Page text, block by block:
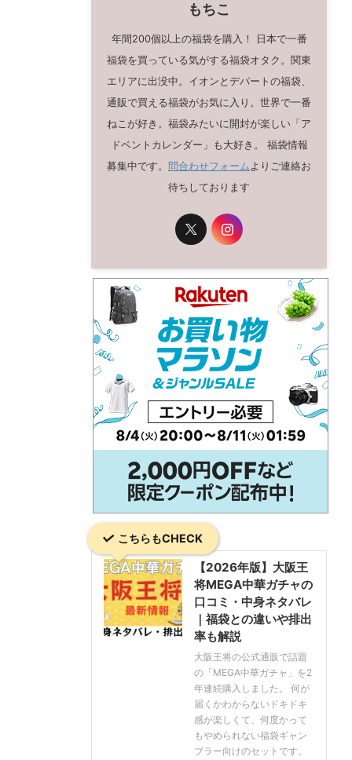
もちこ
年間200個以上の福袋を購入！ 日本で一番
福袋を買っている気がする福袋オタク。関東
エリアに出没中。イオンとデパートの福袋、
通販で買える福袋がお気に入り。世界で一番
ねこが好き。福袋みたいに開封が楽しい「ア
ドベントカレンダー」も大好き。 福袋情報
募集中です。 問合わせフォームよりご連絡お
待ちしております
こちらもCHECK
【2026年版】大阪王
将MEGA中華ガチャの
口コミ・中身ネタバレ
｜福袋との違いや排出
率も解説
大阪王将の公式通販で話題
の「MEGA中華ガチャ」を2
年連続購入しました。 何が
届くかわからないドキドキ
感が楽しくて、何度かって
もやめられない福袋ギャン
ブラー向けのセットです。